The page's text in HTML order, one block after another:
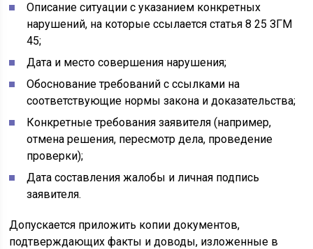
Описание ситуации с указанием конкретных
нарушений, на которые ссылается статья 8 25 ЗГМ
45;
Дата и место совершения нарушения;
Обоснование требований с ссылками на
соответствующие нормы закона и доказательства;
Конкретные требования заявителя (например,
отмена решения, пересмотр дела, проведение
проверки);
Дата составления жалобы и личная подпись
заявителя.
Допускается приложить копии документов,
подтверждающих факты и доводы, изложенные в